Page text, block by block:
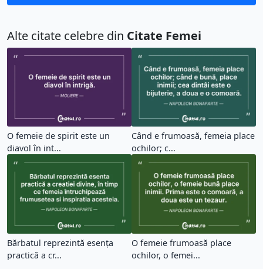
Alte citate celebre din Citate Femei
O femeie de spirit este un
diavol în int...
Când e frumoasă, femeia place
ochilor; c...
Bărbatul reprezintă esența
practică a cr...
O femeie frumoasă place
ochilor, o femei...